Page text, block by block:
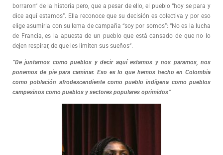
borraron” de la historia pero, que a pesar de ello, el pueblo “hoy se para y
dice aquí estamos”. Ella reconoce que su decisión es colectiva y por eso
elige asumirla con su lema de campaña “soy por somos”: “No es la lucha
de Francia, es la apuesta de un pueblo que está cansado de que no lo
dejen respirar, de que les limiten sus sueños”.
“De juntarnos como pueblos y decir aquí estamos y nos paramos, nos
ponemos de pie para caminar. Eso es lo que hemos hecho en Colombia
como población afrodescendiente como pueblo indígena como pueblos
campesinos como pueblos y sectores populares oprimidos”